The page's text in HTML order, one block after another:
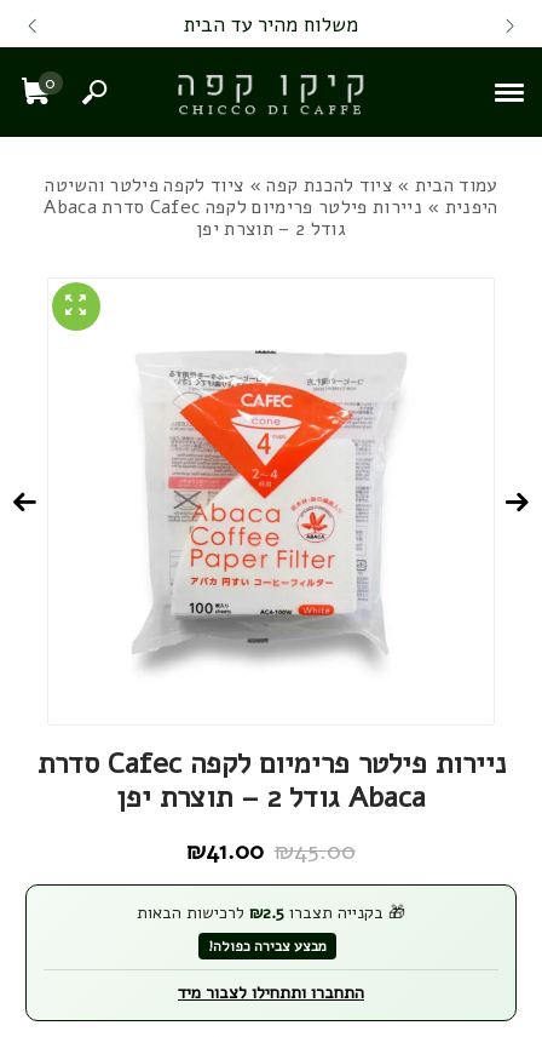
Skip to Content
Contact Us משלוח מהיר עד הבית
0
חיפוש
עמוד הבית »ציוד להכנת קפה» ציוד לקפה פילטר והשיטה
היפנית
» ניירות פילטר פרימיום לקפה Cafec סדרת Abaca
גודל 2 – תוצרת יפן
ניירות פילטר פרימיום לקפה Cafec סדרת
Abaca גודל 2 – תוצרת יפן
₪45.00
המחיר
היה:
₪45.00.
₪41.00
המחיר
הוא:
₪41.00.
🎁 בקנייה תצברו ₪2.5 לרכישות הבאות
מבצע צבירה כפולה!
התחברו ותתחילו לצבור מיד
Back top top